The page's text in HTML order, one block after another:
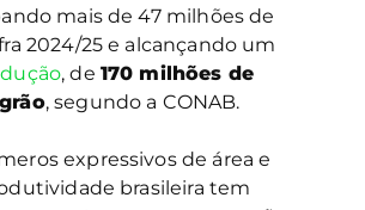
mais de 47 milhões de
2024/25 e alcançando um
, de 170 milhões de
, segundo a CONAB.
expressivos de área e
brasileira tem